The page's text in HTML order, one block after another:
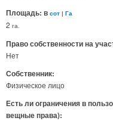
Площадь: в сот | Га
2 га.
Право собственности на
Нет
Собственник:
Физическое лицо
Есть ли ограничения в
вещные права):